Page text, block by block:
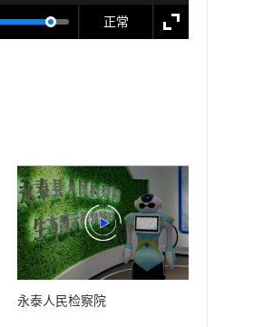
正常
永泰人民检察院